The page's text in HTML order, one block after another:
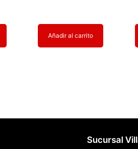
Añadir al carrito
Sucursal